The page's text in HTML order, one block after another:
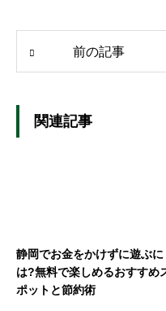
前の記事
関連記事
静岡でお金をかけずに遊ぶに
は?無料で楽しめるおすすめ
ポットと節約術